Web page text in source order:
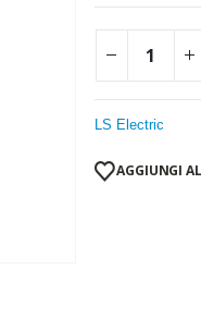
LS Electric
AGGIUNGI